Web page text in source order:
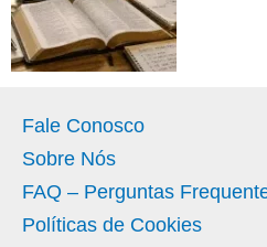
Fale Conosco
Sobre Nós
FAQ – Perguntas
Políticas de Cookies